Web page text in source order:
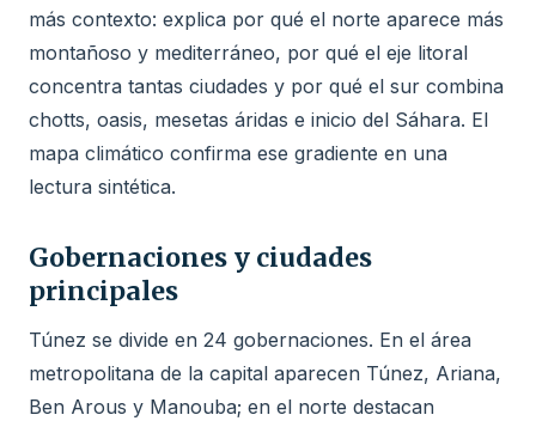
más contexto: explica por qué el norte aparece más
montañoso y mediterráneo, por qué el eje litoral
concentra tantas ciudades y por qué el sur combina
chotts, oasis, mesetas áridas e inicio del Sáhara. El
mapa climático confirma ese gradiente en una
lectura sintética.
Gobernaciones y ciudades
principales
Túnez se divide en 24 gobernaciones. En el área
metropolitana de la capital aparecen Túnez, Ariana,
Ben Arous y Manouba; en el norte destacan